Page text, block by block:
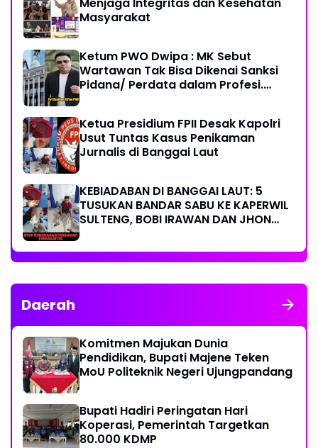
Masyarakat
Ketum PWO Dwipa : MK Sebut
Wartawan Tak Bisa Dikenai Sanksi
Pidana/ Perdata dalam Profesi.
Ketua Presidium FPII Desak Kapolri
Usut Tuntas Kasus Penikaman
Jurnalis di Banggai Laut
KEBIADABAN DI BANGGAI LAUT: 5
TUSUKAN BANDAR SABU KE KAPERWIL
SULTENG, BOBI IRAWAN DAN JHON
Daerah
Komitmen Majukan Dunia
Pendidikan, Bupati Majene Teken
MoU Politeknik Negeri Ujungpandang
Bupati Hadiri Peringatan Hari
Koperasi, Pemerintah Targetkan
80.000 KDMP